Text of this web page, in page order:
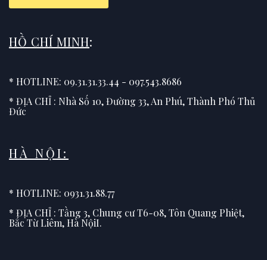
HỒ CHÍ MINH:
* HOTLINE: 09.31.31.33.44 - 097.543.8686
* ĐỊA CHỈ : Nhà Số 10, Đường 33, An Phú, Thành Phó Thủ
Đức
HÀ NỘI:
* HOTLINE: 0931.31.88.77
* ĐỊA CHỈ : Tầng 3, Chung cư T6-08, Tôn Quang Phiệt,
Bắc Từ Liêm, Hà NộiI.